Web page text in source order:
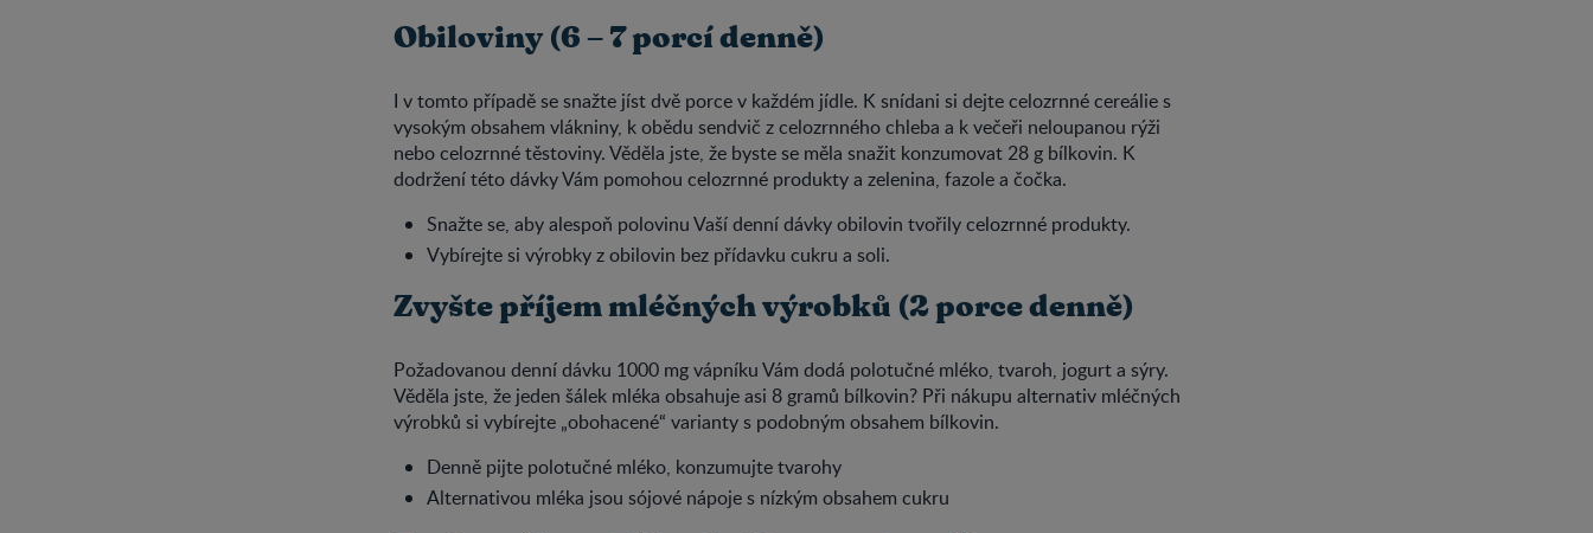
Obiloviny (6 – 7 porcí denně)
I v tomto případě se snažte jíst dvě porce v každém jídle. K snídani si dejte celozrnné cereálie s
vysokým obsahem vlákniny, k obědu sendvič z celozrnného chleba a k večeři neloupanou rýži
nebo celozrnné těstoviny. Věděla jste, že byste se měla snažit konzumovat 28 g bílkovin. K
dodržení této dávky Vám pomohou celozrnné produkty a zelenina, fazole a čočka.
Snažte se, aby alespoň polovinu Vaší denní dávky obilovin tvořily celozrnné produkty.
Vybírejte si výrobky z obilovin bez přídavku cukru a soli.
Zvyšte příjem mléčných výrobků (2 porce denně)
Požadovanou denní dávku 1000 mg vápníku Vám dodá polotučné mléko, tvaroh, jogurt a sýry.
Věděla jste, že jeden šálek mléka obsahuje asi 8 gramů bílkovin? Při nákupu alternativ mléčných
výrobků si vybírejte „obohacené“ varianty s podobným obsahem bílkovin.
Denně pijte polotučné mléko, konzumujte tvarohy
Alternativou mléka jsou sójové nápoje s nízkým obsahem cukru